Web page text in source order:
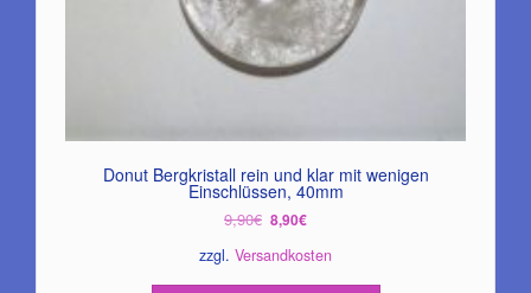
Donut Bergkristall rein und klar mit wenigen
Einschlüssen, 40mm
9,90€ Ursprünglicher
war:
9,90€
8,90€Aktueller
ist:
8,90€.
zzgl. Versandkosten